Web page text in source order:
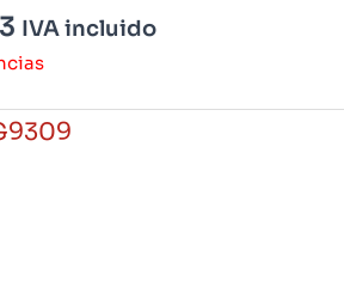
IVA incluido